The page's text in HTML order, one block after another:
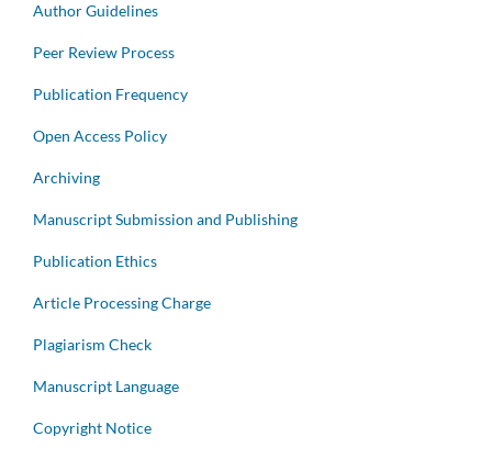
Author Guidelines
Peer Review Process
Publication Frequency
Open Access Policy
Archiving
Manuscript Submission and Publishing
Publication Ethics
Article Processing Charge
Plagiarism Check
Manuscript Language
Copyright Notice